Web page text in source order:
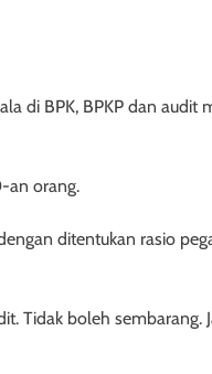
di BPK, BPKP dan audit
an orang.
ditentukan rasio
Tidak boleh sembarang.